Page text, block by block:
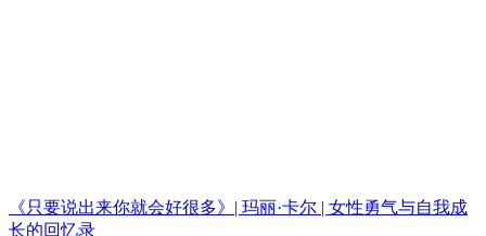
《只要说出来你就会好很多》| 玛丽·卡尔 | 女性勇气与自我成
长的回忆录